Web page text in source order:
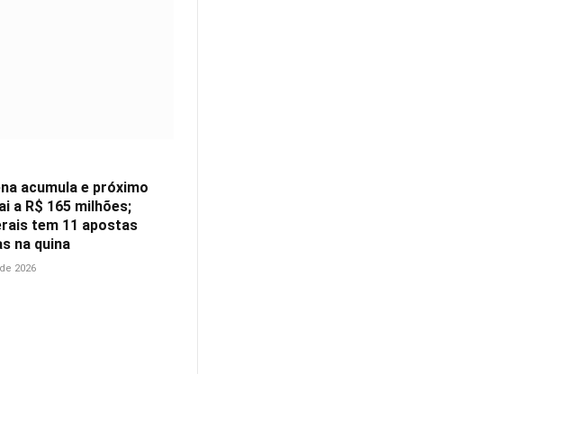
acumula e próximo
a R$ 165 milhões;
tem 11 apostas
na quina
2026